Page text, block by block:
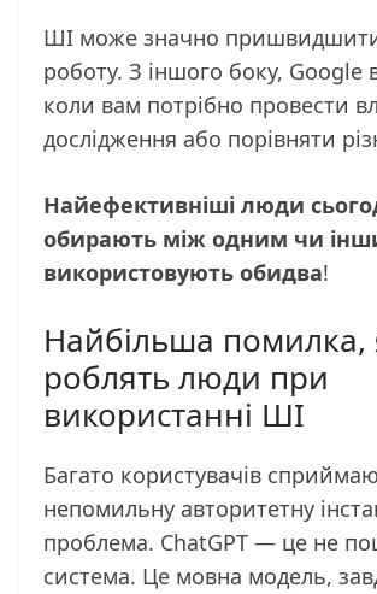
ШІ може значно
роботу. З іншого боку, Google
коли вам потрібно провести
дослідження або порівняти
Найефективніші люди
обирають між одним чи
використовують обидва!
Найбільша помилка,
роблять люди при
використанні ШІ
Багато користувачів
непомильну авторитетну
проблема. ChatGPT — це не
система. Це мовна модель,